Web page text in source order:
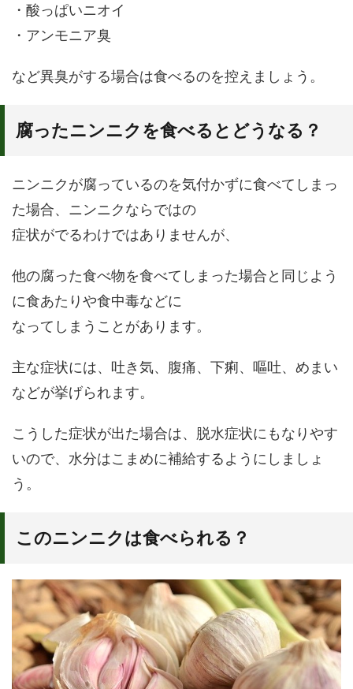
・酸っぱいニオイ
・アンモニア臭
など異臭がする場合は食べるのを控えましょう。
腐ったニンニクを食べるとどうなる？
ニンニクが腐っているのを気付かずに食べてしまっ
た場合、ニンニクならではの
症状がでるわけではありませんが、
他の腐った食べ物を食べてしまった場合と同じよう
に食あたりや食中毒などに
なってしまうことがあります。
主な症状には、吐き気、腹痛、下痢、嘔吐、めまい
などが挙げられます。
こうした症状が出た場合は、脱水症状にもなりやす
いので、水分はこまめに補給するようにしましょ
う。
このニンニクは食べられる？